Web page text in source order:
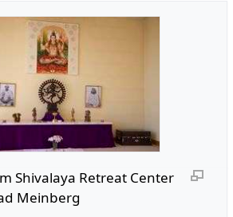
Shivalaya Retreat Center
Meinberg